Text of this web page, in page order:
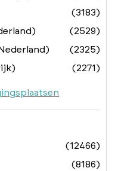
(3183)
(2529)
(2325)
(2271)
(12466)
(8186)